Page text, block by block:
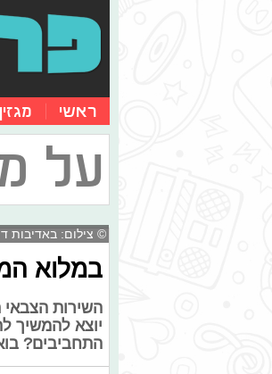
ראשי מגזין
על
© צילום: באדיבות
במלוא
השירות
יוצא להמשיך
התחביבים?